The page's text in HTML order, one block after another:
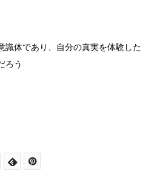
識体であり、自分の真実を体験した
ろう